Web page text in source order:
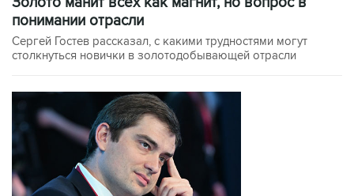
понимании отрасли
Сергей Гостев рассказал, с какими трудностями могут
столкнуться новички в золотодобывающей отрасли